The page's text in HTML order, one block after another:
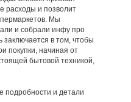
расходы и позволит
Мы
и собрали инфу про
заключается в том, чтобы
покупки, начиная от
бытовой техникой,
подробности и детали